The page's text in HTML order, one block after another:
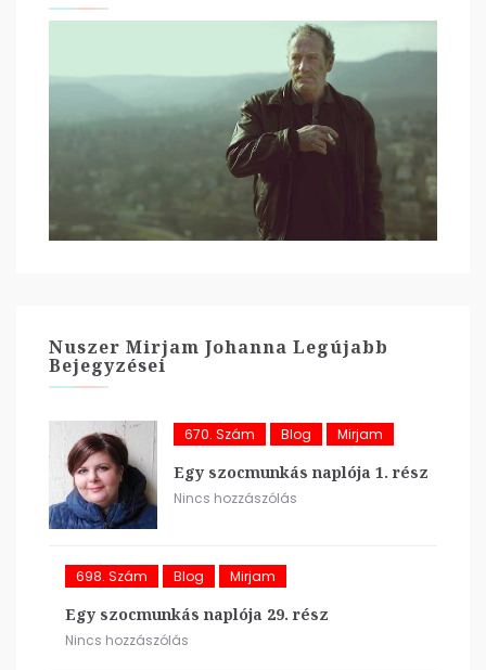
Nuszer Mirjam Johanna Legújabb
Bejegyzései
670. Szám Blog Mirjam
Egy szocmunkás naplója 1. rész
Nincs hozzászólás
698. Szám Blog Mirjam
Egy szocmunkás naplója 29. rész
Nincs hozzászólás